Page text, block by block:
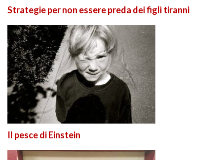
Strategie per non essere preda dei figli tiranni
Il pesce di Einstein